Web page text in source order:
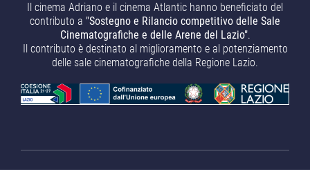
Il cinema Adriano e il cinema Atlantic hanno beneficiato del
contributo a "Sostegno e Rilancio competitivo delle Sale
Cinematografiche e delle Arene del Lazio".
Il contributo è destinato al miglioramento e al potenziamento
delle sale cinematografiche della Regione Lazio.